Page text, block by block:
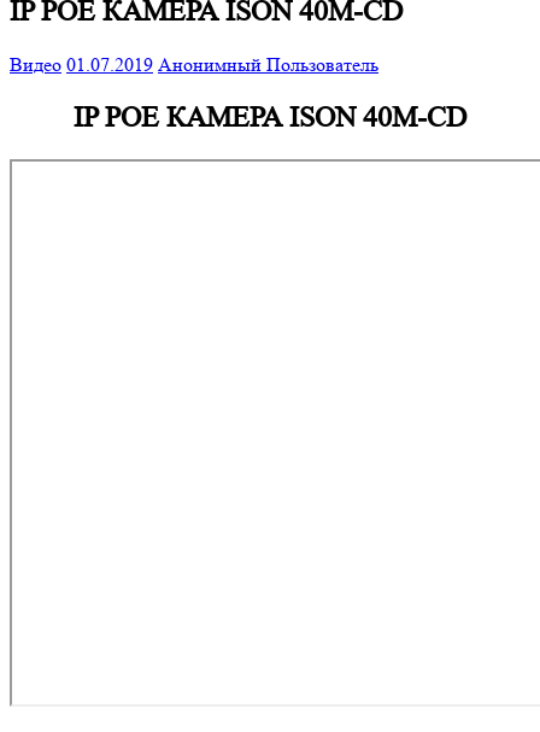
IP POE КАМЕРА ISON 40M-CD
Видео 01.07.2019 Анонимный Пользователь
IP POE КАМЕРА ISON 40M-CD